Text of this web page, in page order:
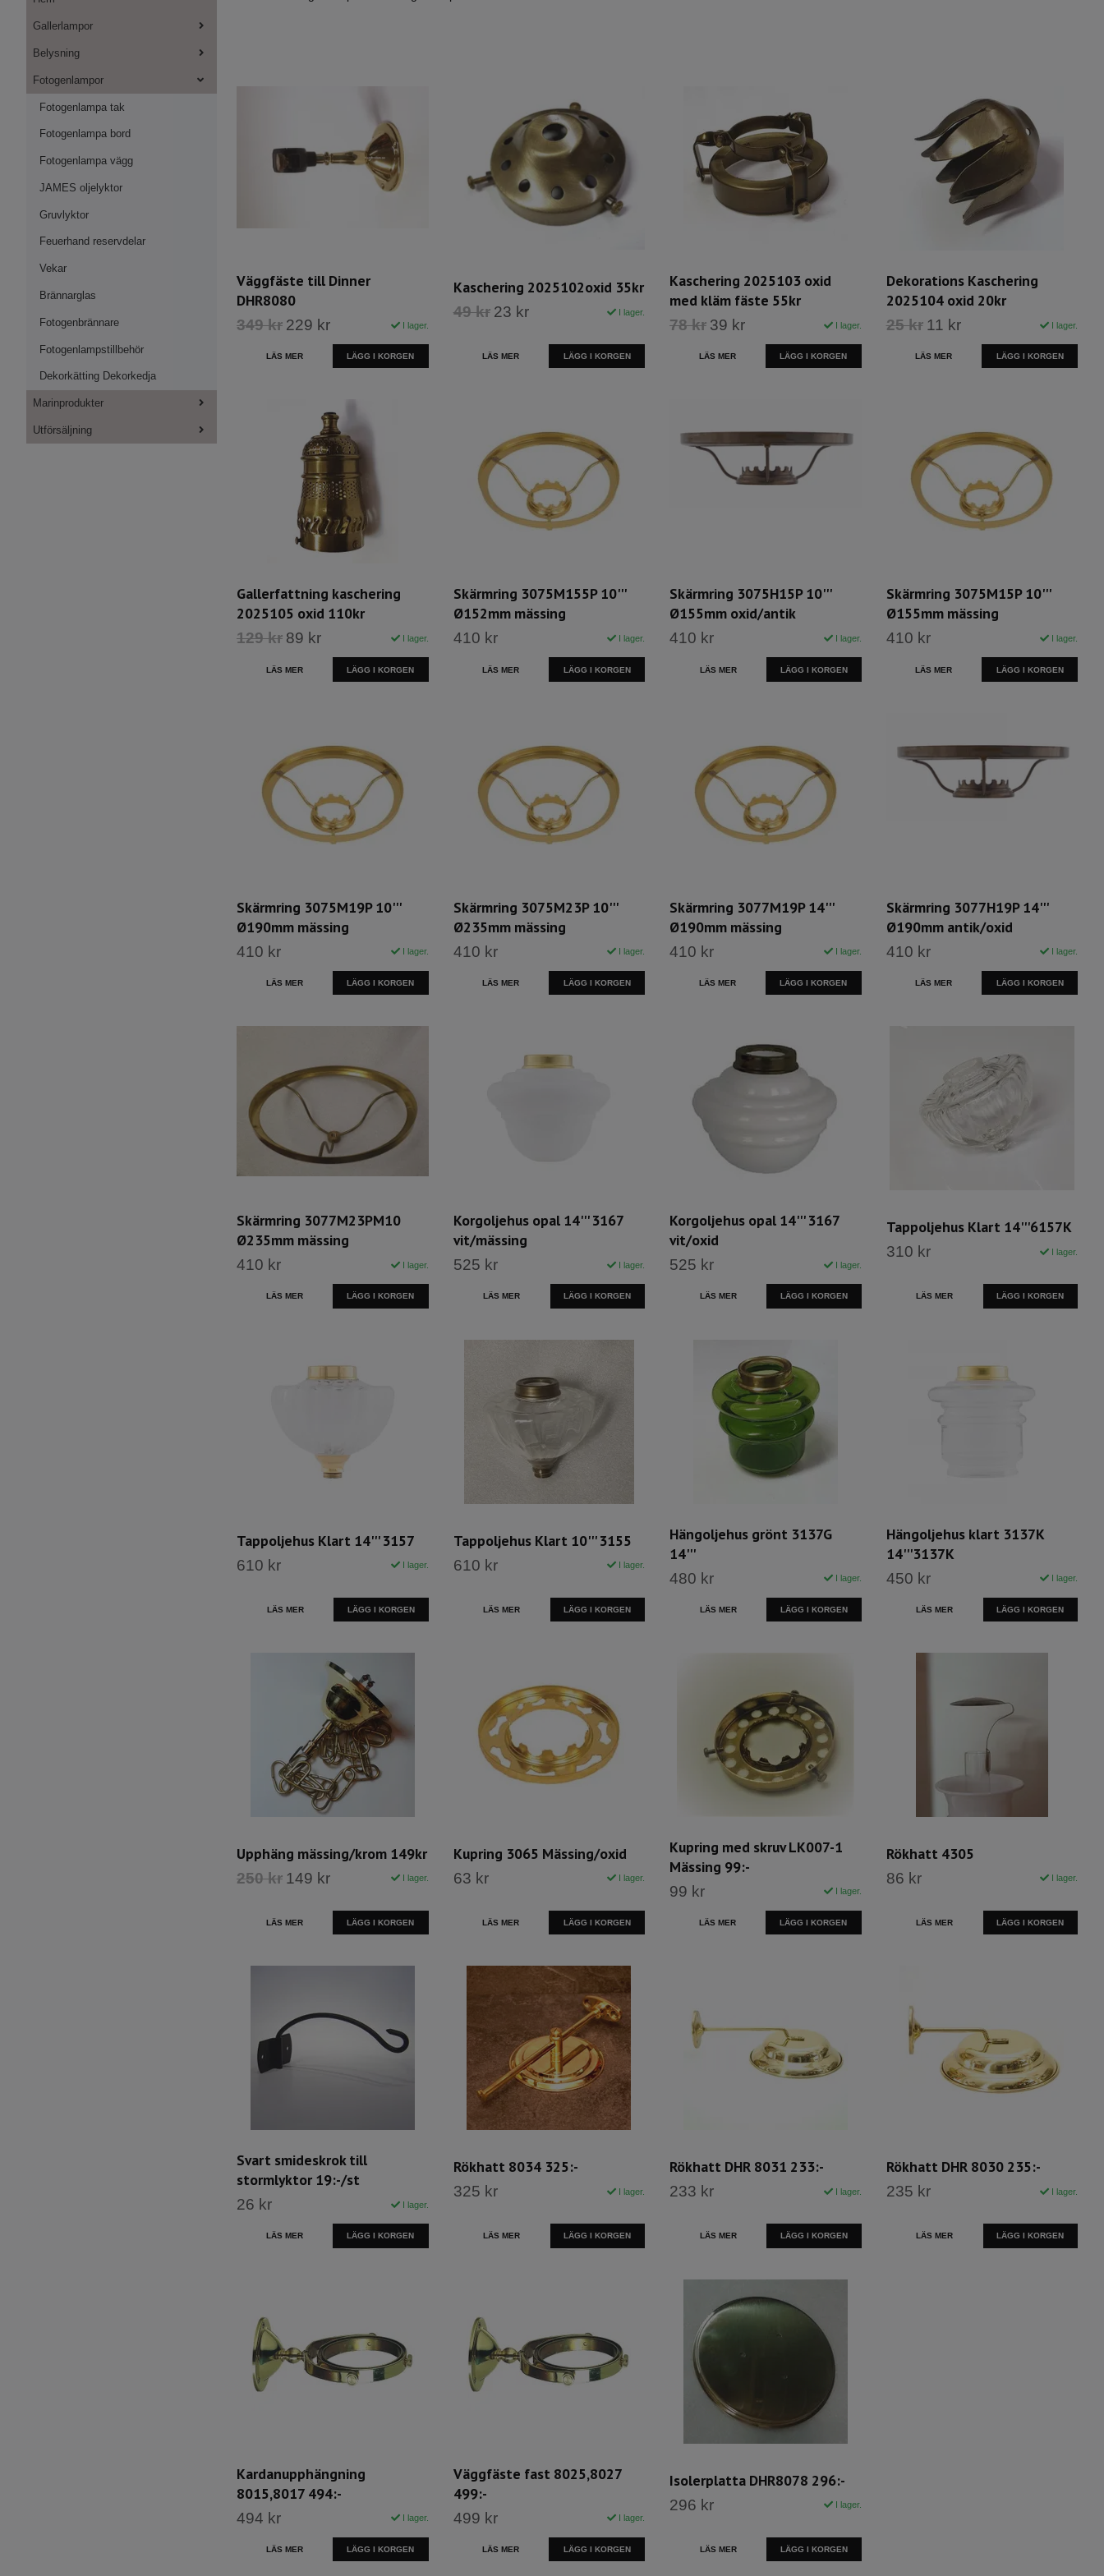
Gallerlampor
Belysning
Fotogenlampor
Fotogenlampa tak
Fotogenlampa bord
Fotogenlampa vägg
JAMES oljelyktor
Gruvlyktor
Feuerhand reservdelar
Vekar
Brännarglas
Fotogenbrännare
Fotogenlampstillbehör
Dekorkätting Dekorkedja
Marinprodukter
Utförsäljning
Väggfäste till Dinner
DHR8080
349 kr 229 kr I lager.
LÄS MER LÄGG I KORGEN
Kaschering 2025102oxid 35kr
49 kr 23 kr I lager.
LÄS MER LÄGG I KORGEN
Kaschering 2025103 oxid
med kläm fäste 55kr
78 kr 39 kr I lager.
LÄS MER LÄGG I KORGEN
Dekorations Kaschering
2025104 oxid 20kr
25 kr 11 kr I lager.
LÄS MER LÄGG I KORGEN
Gallerfattning kaschering
2025105 oxid 110kr
129 kr 89 kr I lager.
LÄS MER LÄGG I KORGEN
Skärmring 3075M155P 10'''
Ø152mm mässing
410 kr I lager.
LÄS MER LÄGG I KORGEN
Skärmring 3075H15P 10'''
Ø155mm oxid/antik
410 kr I lager.
LÄS MER
Skärmring 3075M15P 10'''
Ø155mm mässing
410 kr I lager.
LÄS MER LÄGG I KORGEN
Skärmring 3075M19P 10'''
Ø190mm mässing
410 kr I lager.
LÄS MER LÄGG I KORGEN
Skärmring 3075M23P 10'''
Ø235mm mässing
410 kr I lager.
LÄS MER LÄGG I KORGEN
Skärmring 3077M19P 14'''
Ø190mm mässing
410 kr I lager.
LÄS MER LÄGG I KORGEN
Skärmring 3077H19P 14'''
Ø190mm antik/oxid
410 kr I lager.
LÄS MER LÄGG I KORGEN
Skärmring 3077M23PM10
Ø235mm mässing
410 kr I lager.
LÄS MER LÄGG I KORGEN
Korgoljehus opal 14''' 3167
vit/mässing
525 kr I lager.
LÄS MER
Korgoljehus opal 14''' 3167
vit/oxid
525 kr I lager.
LÄS MER
Tappoljehus Klart 14'''6157K
310 kr I lager.
LÄS MER
Tappoljehus Klart 14''' 3157
610 kr I lager.
LÄS MER
Tappoljehus Klart 10''' 3155
610 kr I lager.
LÄS MER
Hängoljehus grönt 3137G
14'''
480 kr I lager.
LÄS MER
Hängoljehus klart 3137K
14'''3137K
450 kr I lager.
LÄS MER
Upphäng mässing/krom 149kr
250 kr 149 kr I lager.
LÄS MER LÄGG I KORGEN
Kupring 3065 Mässing/oxid
63 kr I lager.
LÄS MER LÄGG I KORGEN
Kupring med skruv LK007-1
Mässing 99:-
99 kr I lager.
LÄS MER LÄGG I KORGEN
Rökhatt 4305
86 kr I lager.
LÄS MER
Svart smideskrok till
stormlyktor 19:-/st
26 kr I lager.
LÄS MER LÄGG I KORGEN
Rökhatt 8034 325:-
325 kr I lager.
LÄS MER
Rökhatt DHR 8031 233:-
233 kr I lager.
LÄS MER
Rökhatt DHR 8030 235:-
235 kr I lager.
LÄS MER
Kardanupphängning
8015,8017 494:-
494 kr I lager.
LÄS MER LÄGG I KORGEN
Väggfäste fast 8025,8027
499:-
499 kr I lager.
LÄS MER LÄGG I KORGEN
Isolerplatta DHR8078 296:-
296 kr I lager.
LÄS MER